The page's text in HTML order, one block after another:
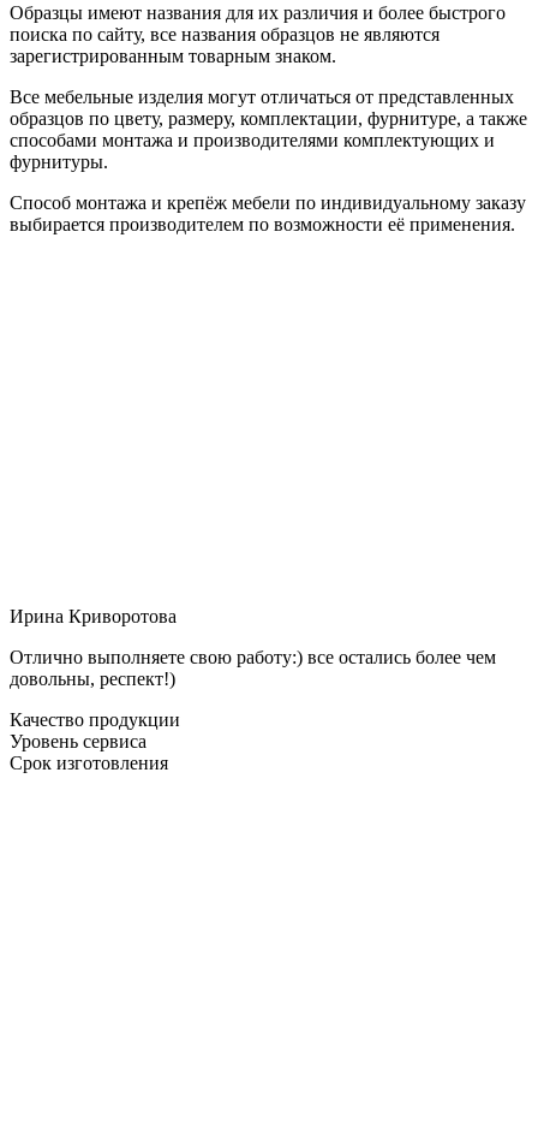
Образцы имеют названия для их различия и более быстрого
поиска по сайту, все названия образцов не являются
зарегистрированным товарным знаком.
Все мебельные изделия могут отличаться от представленных
образцов по цвету, размеру, комплектации, фурнитуре, а также
способами монтажа и производителями комплектующих и
фурнитуры.
Способ монтажа и крепёж мебели по индивидуальному заказу
выбирается производителем по возможности её применения.
Ирина Криворотова
Отлично выполняете свою работу:) все остались более чем
довольны, респект!)
Качество продукции
Уровень сервиса
Срок изготовления